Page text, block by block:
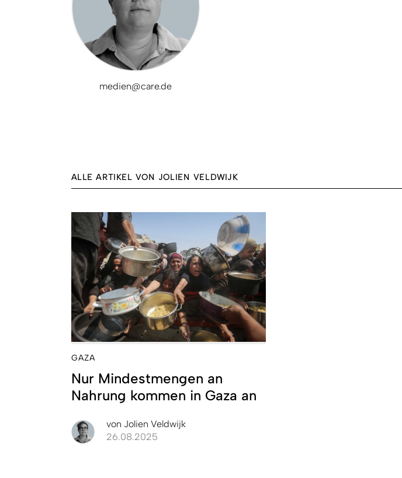
medien@care.de
ALLE ARTIKEL VON JOLIEN VELDWIJK
GAZA
Nur Mindestmengen an
Nahrung kommen in Gaza an
von Jolien Veldwijk
26.08.2025